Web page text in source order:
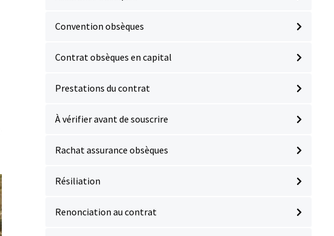
Convention obsèques
Contrat obsèques en capital
Prestations du contrat
À vérifier avant de souscrire
Rachat assurance obsèques
Résiliation
Renonciation au contrat